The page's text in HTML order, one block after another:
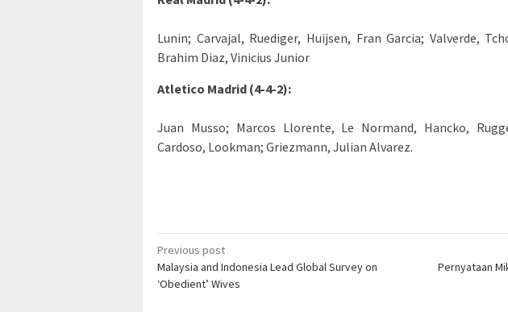
Lunin; Carvajal, Ruediger, Huijsen, Fran Garcia; Valverde,
Brahim Diaz, Vinicius Junior
Atletico Madrid (4-4-2):
Juan Musso; Marcos Llorente, Le Normand, Hancko,
Cardoso, Lookman; Griezmann, Julian Alvarez.
Post
navigation
Previous post
Malaysia and Indonesia Lead Global Survey on
‘Obedient’ Wives
Pernyataan